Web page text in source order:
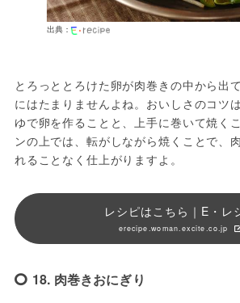
出典：
とろっととろけた卵が肉巻きの中から出
にはたまりませんよね。おいしさのコツ
ゆで卵を作ることと、上手に巻いて焼く
ンの上では、転がしながら焼くことで、
れることなく仕上がりますよ。
レシピはこちら｜E・レ
erecipe.woman.excite.co.jp
18. 肉巻きおにぎり